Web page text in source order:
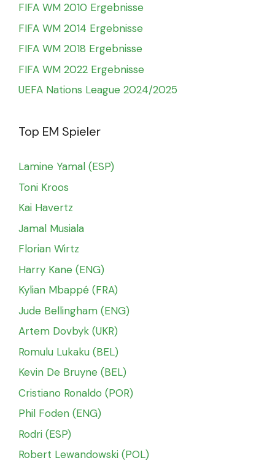
FIFA WM 2010 Ergebnisse
FIFA WM 2014 Ergebnisse
FIFA WM 2018 Ergebnisse
FIFA WM 2022 Ergebnisse
UEFA Nations League 2024/2025
Top EM Spieler
Lamine Yamal (ESP)
Toni Kroos
Kai Havertz
Jamal Musiala
Florian Wirtz
Harry Kane (ENG)
Kylian Mbappé (FRA)
Jude Bellingham (ENG)
Artem Dovbyk (UKR)
Romulu Lukaku (BEL)
Kevin De Bruyne (BEL)
Cristiano Ronaldo (POR)
Phil Foden (ENG)
Rodri (ESP)
Robert Lewandowski (POL)